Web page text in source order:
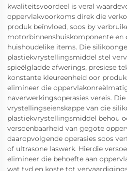
kwaliteitsvoordeel is veral
oppervlakvoorkoms direk die
produk beïnvloed, soos by
motorbinnenshuiskomponente en
huishoudelike items. Die
plastiekvrystellingsmiddel stel
spieëlgladde afwerings, presiese
konstante kleureenheid oor
elimineer die
naverwerkingsoperasies vereis.
vrystellingseienskappe van die
plastiekvrystellingsmiddel behou
versoenbaarheid van gegote
daaropvolgende operasies soos
of ultrasone laswerk. Hierdie
elimineer die behoefte aan
wat tyd en koste tot